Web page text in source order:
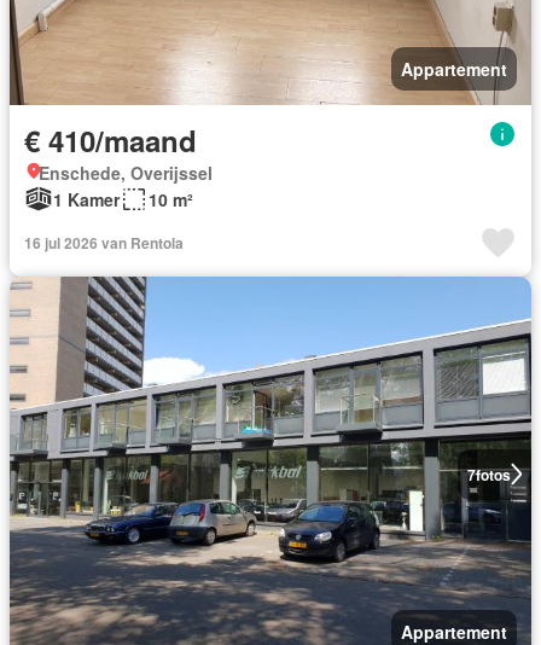
Appartement
€ 410/maand
Enschede, Overijssel
1 Kamer
10 m²
16 jul 2026 van Rentola
7fotos
Appartement